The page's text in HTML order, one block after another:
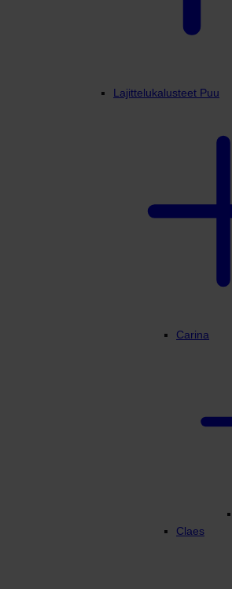
Lajittelukalusteet Puu
Carina
Claes